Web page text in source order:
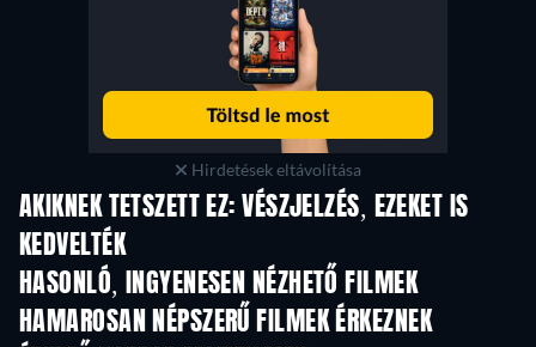
Hirdetések eltávolítása
AKIKNEK TETSZETT EZ: VÉSZJELZÉS, EZEKET IS
KEDVELTÉK
HASONLÓ, INGYENESEN NÉZHETŐ FILMEK
HAMAROSAN NÉPSZERŰ FILMEK ÉRKEZNEK